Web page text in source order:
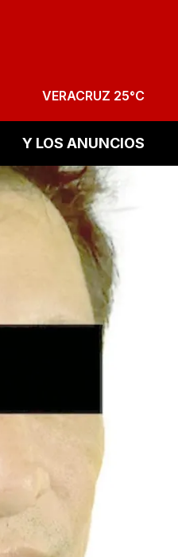
VERACRUZ 25°C
Y LOS ANUNCIOS